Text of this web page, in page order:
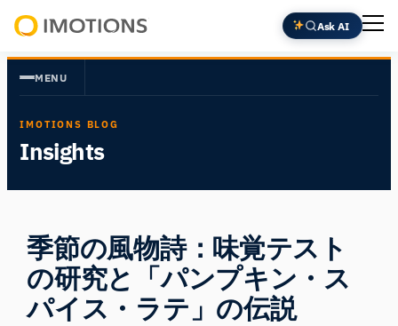
内
容
を
ス
ッ
Insight
Ask AI
MENU
IMOTIONS BLOG
Insights
季節の風物詩：味覚テスト
の研究と「パンプキン・ス
パイス・ラテ」の伝説